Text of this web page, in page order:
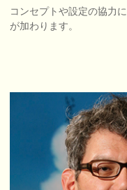
コンセプトや設定の協力に
が加わります。